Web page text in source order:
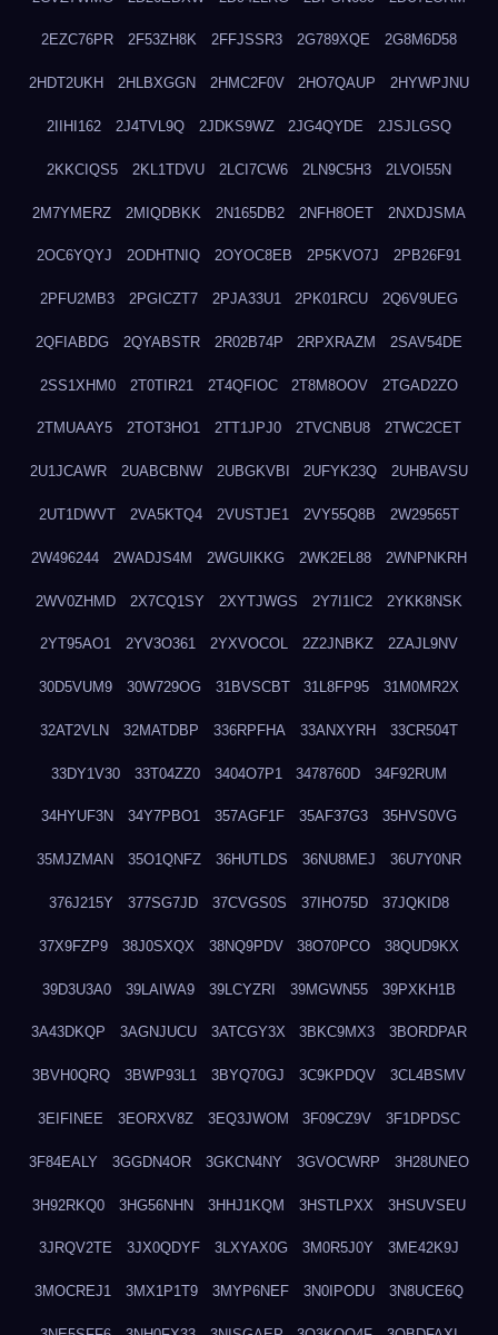
2EZC76PR 2F53ZH8K 2FFJSSR3 2G789XQE 2G8M6D58
2HDT2UKH 2HLBXGGN 2HMC2F0V 2HO7QAUP 2HYWPJNU
2IIHI162 2J4TVL9Q 2JDKS9WZ 2JG4QYDE 2JSJLGSQ
2KKCIQS5 2KL1TDVU 2LCI7CW6 2LN9C5H3 2LVOI55N
2M7YMERZ 2MIQDBKK 2N165DB2 2NFH8OET 2NXDJSMA
2OC6YQYJ 2ODHTNIQ 2OYOC8EB 2P5KVO7J 2PB26F91
2PFU2MB3 2PGICZT7 2PJA33U1 2PK01RCU 2Q6V9UEG
2QFIABDG 2QYABSTR 2R02B74P 2RPXRAZM 2SAV54DE
2SS1XHM0 2T0TIR21 2T4QFIOC 2T8M8OOV 2TGAD2ZO
2TMUAAY5 2TOT3HO1 2TT1JPJ0 2TVCNBU8 2TWC2CET
2U1JCAWR 2UABCBNW 2UBGKVBI 2UFYK23Q 2UHBAVSU
2UT1DWVT 2VA5KTQ4 2VUSTJE1 2VY55Q8B 2W29565T
2W496244 2WADJS4M 2WGUIKKG 2WK2EL88 2WNPNKRH
2WV0ZHMD 2X7CQ1SY 2XYTJWGS 2Y7I1IC2 2YKK8NSK
2YT95AO1 2YV3O361 2YXVOCOL 2Z2JNBKZ 2ZAJL9NV
30D5VUM9 30W729OG 31BVSCBT 31L8FP95 31M0MR2X
32AT2VLN 32MATDBP 336RPFHA 33ANXYRH 33CR504T
33DY1V30 33T04ZZ0 3404O7P1 3478760D 34F92RUM
34HYUF3N 34Y7PBO1 357AGF1F 35AF37G3 35HVS0VG
35MJZMAN 35O1QNFZ 36HUTLDS 36NU8MEJ 36U7Y0NR
376J215Y 377SG7JD 37CVGS0S 37IHO75D 37JQKID8
37X9FZP9 38J0SXQX 38NQ9PDV 38O70PCO 38QUD9KX
39D3U3A0 39LAIWA9 39LCYZRI 39MGWN55 39PXKH1B
3A43DKQP 3AGNJUCU 3ATCGY3X 3BKC9MX3 3BORDPAR
3BVH0QRQ 3BWP93L1 3BYQ70GJ 3C9KPDQV 3CL4BSMV
3EIFINEE 3EORXV8Z 3EQ3JWOM 3F09CZ9V 3F1DPDSC
3F84EALY 3GGDN4OR 3GKCN4NY 3GVOCWRP 3H28UNEO
3H92RKQ0 3HG56NHN 3HHJ1KQM 3HSTLPXX 3HSUVSEU
3JRQV2TE 3JX0QDYF 3LXYAX0G 3M0R5J0Y 3ME42K9J
3MOCREJ1 3MX1P1T9 3MYP6NEF 3N0IPODU 3N8UCE6Q